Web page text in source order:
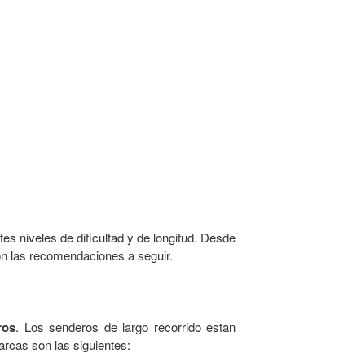
niveles de dificultad y de longitud. Desde
las recomendaciones a seguir.
. Los senderos de largo recorrido estan
son las siguientes: